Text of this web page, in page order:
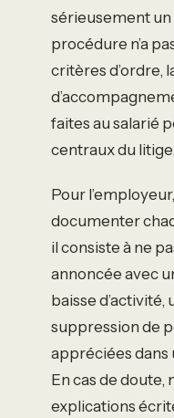
sérieusement un
procédure n’a
critères d’ordre,
faites au salarié
centraux du litige.
Pour
documenter
il consiste à ne
annoncée avec
baisse
suppression de
appréciées dans
En cas de doute,
explications